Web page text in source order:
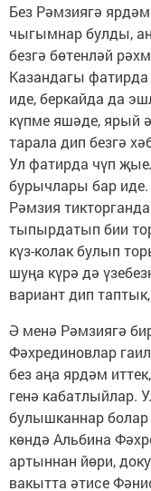
Без Рәмзиягә
чыгымнар булды,
безгә бөтенләй
Казандагы
иде, беркайда да
күпме яшәде, ярый
тарала дип безгә
Ул фатирда чүп
бурычлары бар
Рәмзия
тыпырдатып бии
күз-колак булып
шуңа күрә дә
вариант дип
Ә менә Рәмзиягә
Фәхрединовлар
без аңа ярдәм
генә кабатлыйлар.
булышканнар болар
көндә Альбина
артыннан йөри,
вакытта әтисе